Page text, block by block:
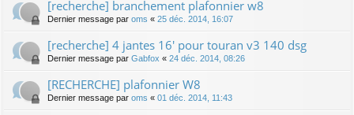
[recherche] branchement plafonnier w8
Dernier message par oms « 25 déc. 2014, 16:07
[recherche] 4 jantes 16' pour touran v3 140 dsg
Dernier message par Gabfox « 24 déc. 2014, 08:26
[RECHERCHE] plafonnier W8
Dernier message par oms « 01 déc. 2014, 11:43